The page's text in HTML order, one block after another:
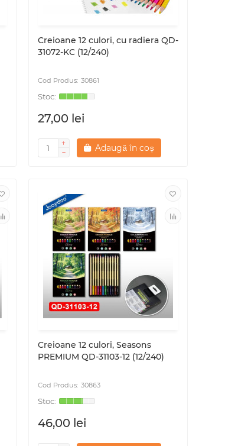
Creioane 12 culori, cu radiera QD-
31072-KC (12/240)
30861
27,00 lei
Adaugă în coș
Creioane 12 culori, Seasons
PREMIUM QD-31103-12 (12/240)
30863
46,00 lei